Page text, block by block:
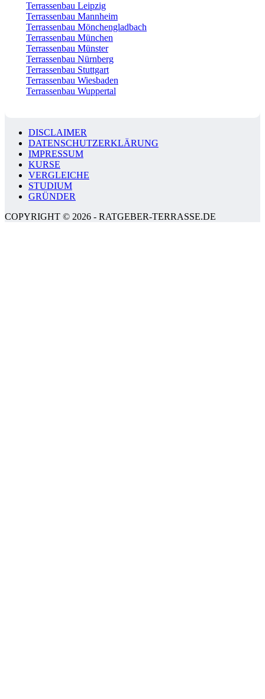
Terrassenbau Leipzig
Terrassenbau Mannheim
Terrassenbau Mönchengladbach
Terrassenbau München
Terrassenbau Münster
Terrassenbau Nürnberg
Terrassenbau Stuttgart
Terrassenbau Wiesbaden
Terrassenbau Wuppertal
DISCLAIMER
DATENSCHUTZERKLÄRUNG
IMPRESSUM
KURSE
VERGLEICHE
STUDIUM
GRÜNDER
COPYRIGHT © 2026 - RATGEBER-TERRASSE.DE